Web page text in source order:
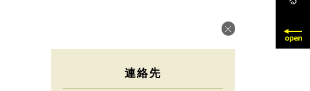
連絡先